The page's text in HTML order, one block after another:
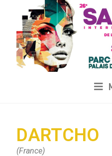
DARTCHO
(France)